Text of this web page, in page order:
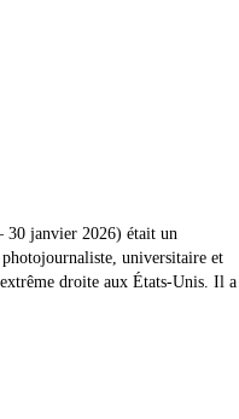
30 janvier 2026) était un
universitaire et
droite aux États-Unis. Il a